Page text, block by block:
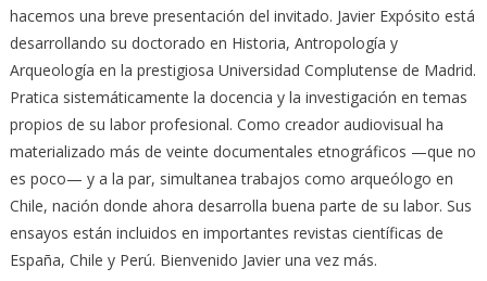
hacemos una breve presentación del invitado. Javier Expósito está
desarrollando su doctorado en Historia, Antropología y
Arqueología en la prestigiosa Universidad Complutense de Madrid.
Pratica sistemáticamente la docencia y la investigación en temas
propios de su labor profesional. Como creador audiovisual ha
materializado más de veinte documentales etnográficos —que no
es poco— y a la par, simultanea trabajos como arqueólogo en
Chile, nación donde ahora desarrolla buena parte de su labor. Sus
ensayos están incluidos en importantes revistas científicas de
España, Chile y Perú. Bienvenido Javier una vez más.